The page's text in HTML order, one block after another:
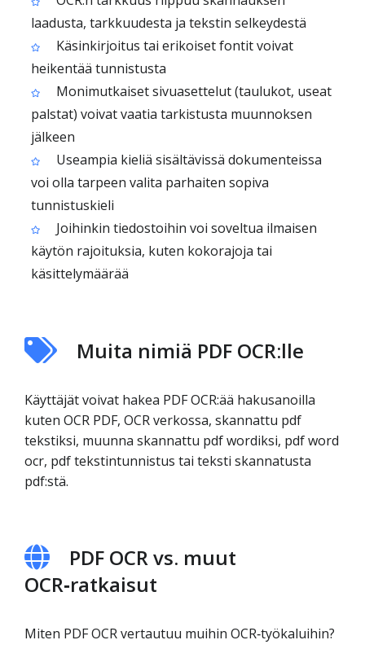
laadusta, tarkkuudesta ja tekstin selkeydestä
Käsinkirjoitus tai erikoiset fontit voivat
heikentää tunnistusta
Monimutkaiset sivuasettelut (taulukot, useat
palstat) voivat vaatia tarkistusta muunnoksen
jälkeen
Useampia kieliä sisältävissä dokumenteissa
voi olla tarpeen valita parhaiten sopiva
tunnistuskieli
Joihinkin tiedostoihin voi soveltua ilmaisen
käytön rajoituksia, kuten kokorajoja tai
käsittelymäärää
Muita nimiä PDF OCR:lle
Käyttäjät voivat hakea PDF OCR:ää hakusanoilla
kuten OCR PDF, OCR verkossa, skannattu pdf
tekstiksi, muunna skannattu pdf wordiksi, pdf word
ocr, pdf tekstintunnistus tai teksti skannatusta
pdf:stä.
PDF OCR vs. muut
OCR‑ratkaisut
Miten PDF OCR vertautuu muihin OCR‑työkaluihin?